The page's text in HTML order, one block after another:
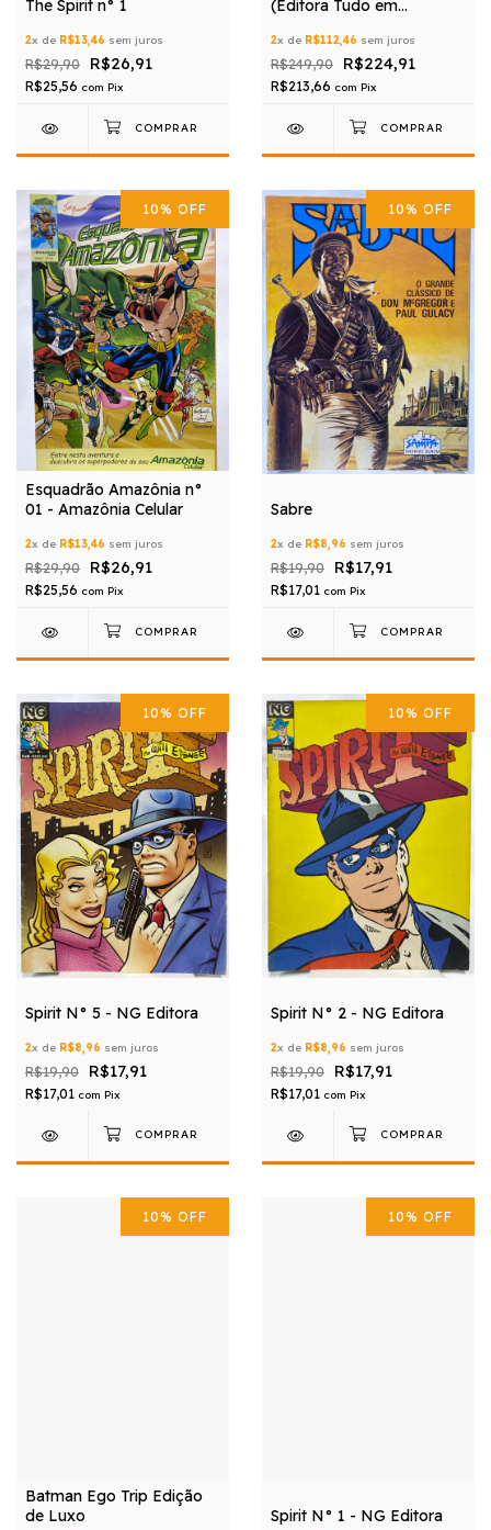
The Spirit n° 1
2x de R$13,46 sem juros
R$29,90 R$26,91
R$25,56 com Pix
(Editora Tudo em
2x de R$112,46 sem juros
R$249,90 R$224,91
R$213,66 com Pix
10% OFF
Esquadrão Amazônia n°
01 - Amazônia Celular
2x de R$13,46 sem juros
R$29,90 R$26,91
R$25,56 com Pix
10% OFF
Sabre
2x de R$8,96 sem juros
R$19,90 R$17,91
R$17,01 com Pix
10% OFF
Spirit N° 5 - NG Editora
2x de R$8,96 sem juros
R$19,90 R$17,91
R$17,01 com Pix
10% OFF
Spirit N° 2 - NG Editora
2x de R$8,96 sem juros
R$19,90 R$17,91
R$17,01 com Pix
10% OFF
Batman Ego Trip Edição
de Luxo
10% OFF
Spirit N° 1 - NG Editora